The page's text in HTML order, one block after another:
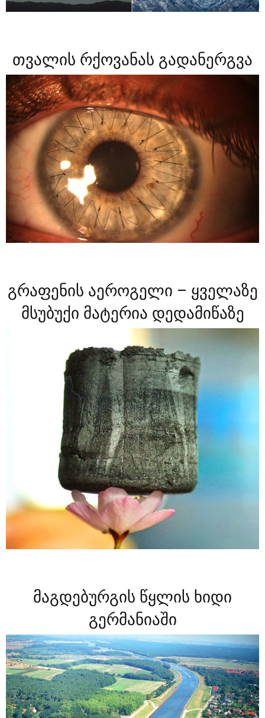
თვალის რქოვანას გადანერგვა
გრაფენის აეროგელი – ყველაზე
მსუბუქი მატერია დედამიწაზე
მაგდებურგის წყლის ხიდი
გერმანიაში